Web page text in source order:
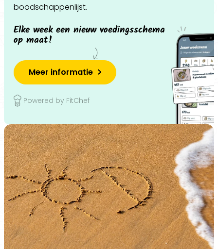
boodschappenlijst.
Elke week een nieuw voedingsschema
op maat!
Meer informatie
Powered by FitChef